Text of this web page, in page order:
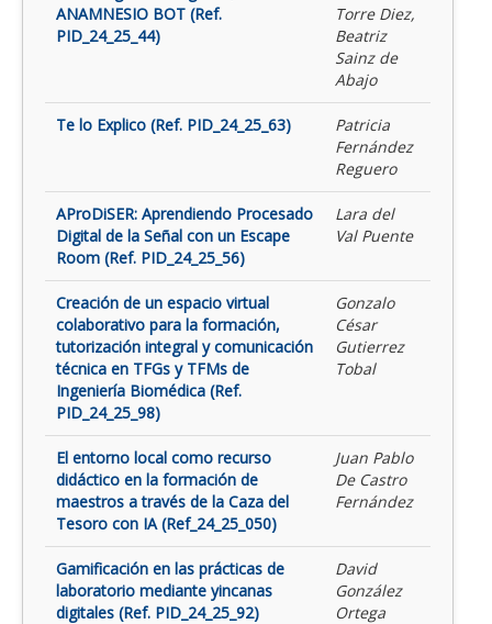
ANAMNESIO BOT (Ref.
PID_24_25_44)
Torre Diez,
Beatriz
Sainz de
Abajo
Te lo Explico (Ref. PID_24_25_63)
Patricia
Fernández
Reguero
AProDiSER: Aprendiendo Procesado
Digital de la Señal con un Escape
Room (Ref. PID_24_25_56)
Lara del
Val Puente
Creación de un espacio virtual
colaborativo para la formación,
tutorización integral y comunicación
técnica en TFGs y TFMs de
Ingeniería Biomédica (Ref.
PID_24_25_98)
Gonzalo
César
Gutierrez
Tobal
El entorno local como recurso
didáctico en la formación de
maestros a través de la Caza del
Tesoro con IA (Ref_24_25_050)
Juan Pablo
De Castro
Fernández
Gamificación en las prácticas de
laboratorio mediante yincanas
digitales (Ref. PID_24_25_92)
David
González
Ortega